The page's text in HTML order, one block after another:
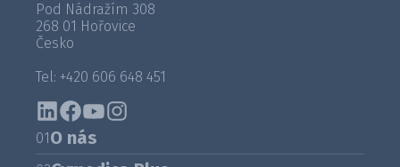
Pod Nádražím 308
268 01 Hořovice
Česko
Tel: +420 606 648 451
01O nás